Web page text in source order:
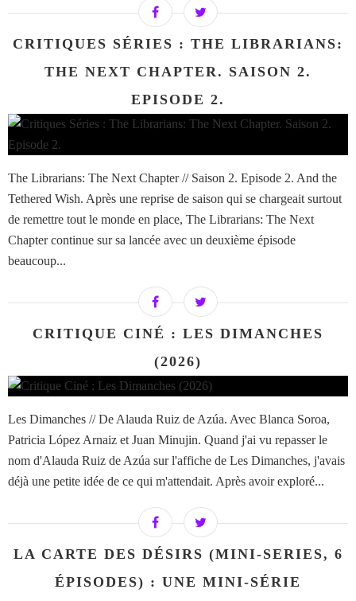
CRITIQUES SÉRIES : THE LIBRARIANS:
THE NEXT CHAPTER. SAISON 2.
EPISODE 2.
The Librarians: The Next Chapter // Saison 2. Episode 2. And the
Tethered Wish. Après une reprise de saison qui se chargeait surtout
de remettre tout le monde en place, The Librarians: The Next
Chapter continue sur sa lancée avec un deuxième épisode
beaucoup...
CRITIQUE CINÉ : LES DIMANCHES
(2026)
Les Dimanches // De Alauda Ruiz de Azúa. Avec Blanca Soroa,
Patricia López Arnaiz et Juan Minujin. Quand j'ai vu repasser le
nom d'Alauda Ruiz de Azúa sur l'affiche de Les Dimanches, j'avais
déjà une petite idée de ce qui m'attendait. Après avoir exploré...
LA CARTE DES DÉSIRS (MINI-SERIES, 6
ÉPISODES) : UNE MINI-SÉRIE